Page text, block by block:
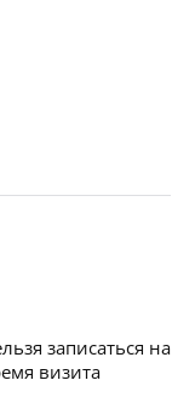
записаться на
визита